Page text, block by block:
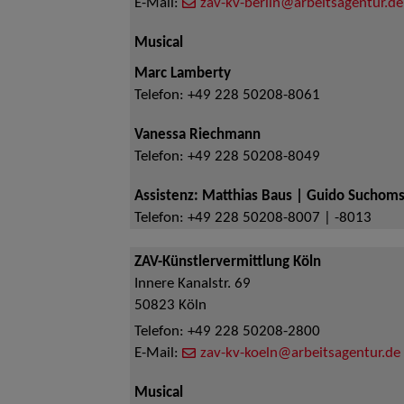
E-Mail: zav-kv-berlin@arbeitsagentur.de
Musical
Marc Lamberty
Telefon: +49 228 50208-8061
Vanessa Riechmann
Telefon: +49 228 50208-8049
Assistenz: Matthias Baus | Guido
Telefon: +49 228 50208-8007 | -8013
ZAV-Künstlervermittlung Köln
Innere Kanalstr. 69
50823 Köln
Telefon: +49 228 50208-2800
E-Mail:
zav-kv-koeln@arbeitsagentur.de
Musical